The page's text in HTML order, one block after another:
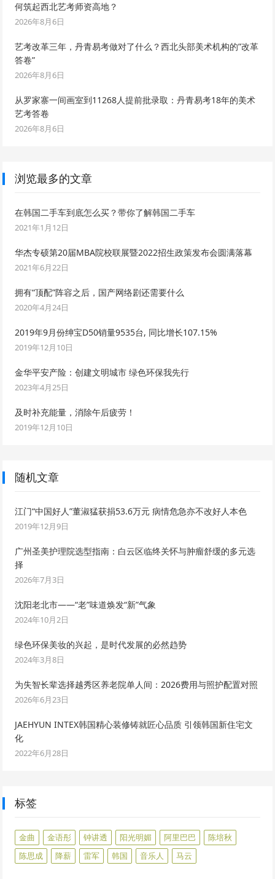
何筑起西北艺考师资高地？
2026年8月6日
艺考改革三年，丹青易考做对了什么？西北头部美术机构的”改革
答卷”
2026年8月6日
从罗家寨一间画室到11268人提前批录取：丹青易考18年的美术
艺考答卷
2026年8月6日
浏览最多的文章
在韩国二手车到底怎么买？带你了解韩国二手车
2021年1月12日
华杰专硕第20届MBA院校联展暨2022招生政策发布会圆满落幕
2021年6月22日
拥有“顶配”阵容之后，国产网络剧还需要什么
2020年4月24日
2019年9月份绅宝D50销量9535台, 同比增长107.15%
2019年12月10日
金华平安产险：创建文明城市 绿色环保我先行
2023年4月25日
及时补充能量，消除午后疲劳！
2019年12月10日
随机文章
江门“中国好人”董淑猛获捐53.6万元 病情危急亦不改好人本色
2019年12月9日
广州圣美护理院选型指南：白云区临终关怀与肿瘤舒缓的多元选
择
2026年7月3日
沈阳老北市——“老”味道焕发“新”气象
2024年10月2日
绿色环保美妆的兴起，是时代发展的必然趋势
2024年3月8日
为失智长辈选择越秀区养老院单人间：2026费用与照护配置对照
2026年6月23日
JAEHYUN INTEX韩国精心装修铸就匠心品质 引领韩国新住宅文
化
2022年6月28日
标签
金曲 金语彤 钟讲透 阳光明媚 阿里巴巴
陈培秋
陈思成
降薪 雷军 韩国 音乐人 马云